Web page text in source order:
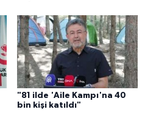
"81 ilde 'Aile Kampı'na 40
bin kişi katıldı"